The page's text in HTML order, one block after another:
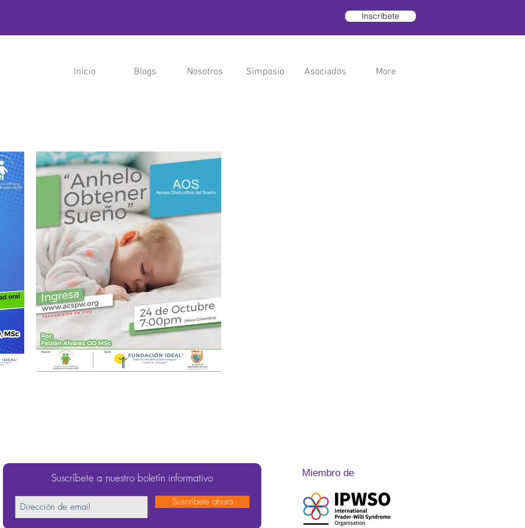
Inscríbete
Inicio Blogs Nosotros Simposio Asociados More
Suscríbete a nuestro boletín informativo
Suscríbete ahora
Miembro de